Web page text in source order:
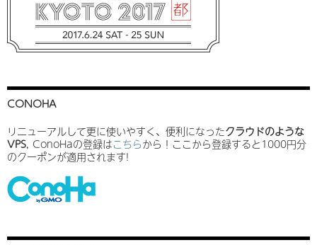
CONOHA
リニューアルして更に使いやすく、便利になったクラウドのような
VPS, ConoHaの登録はこちらから！ここから登録すると1000円分
のクーポンが適用されます!